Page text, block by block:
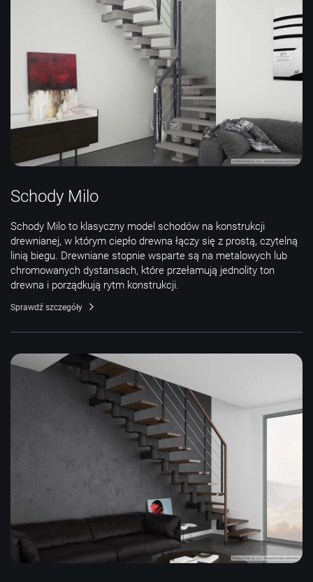
Schody Milo
Schody Milo to klasyczny model schodów na konstrukcji
drewnianej, w którym ciepło drewna łączy się z prostą, czytelną
linią biegu. Drewniane stopnie wsparte są na metalowych lub
chromowanych dystansach, które przełamują jednolity ton
drewna i porządkują rytm konstrukcji.
Sprawdź szczegóły